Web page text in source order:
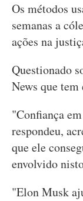
Os métodos
semanas a
ações na
Questionado
News que
"Confiança
respondeu,
que ele
envolvido
"Elon Musk